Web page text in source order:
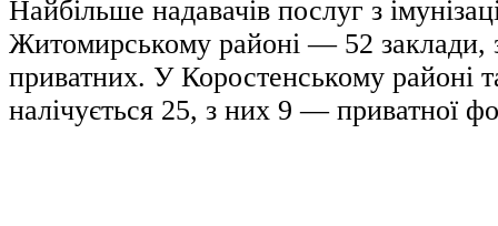
Найбільше надавачів послуг з
Житомирському районі — 52 заклади,
приватних. У Коростенському районі
налічується 25, з них 9 — приватної